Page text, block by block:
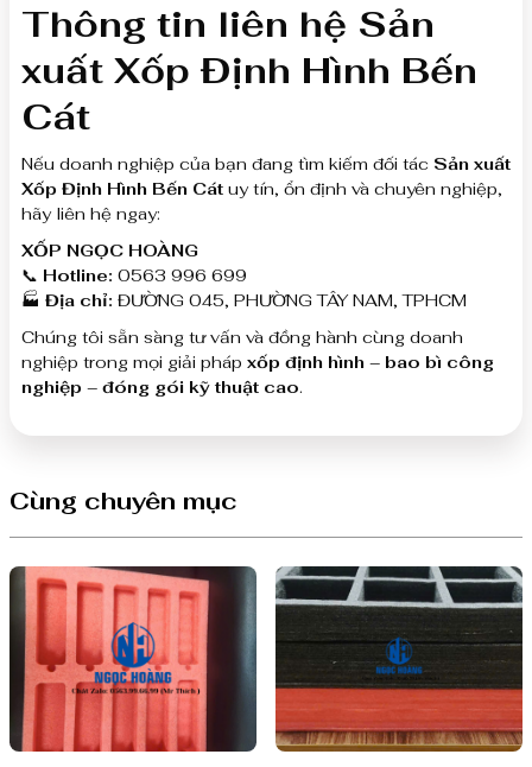
Thông tin liên hệ Sản
xuất Xốp Định Hình Bến
Cát
Nếu doanh nghiệp của bạn đang tìm kiếm đối tác Sản xuất
Xốp Định Hình Bến Cát uy tín, ổn định và chuyên nghiệp,
hãy liên hệ ngay:
XỐP NGỌC HOÀNG
📞 Hotline: 0563 996 699
🏭 Địa chỉ: ĐƯỜNG 045, PHƯỜNG TÂY NAM, TPHCM
Chúng tôi sẵn sàng tư vấn và đồng hành cùng doanh
nghiệp trong mọi giải pháp xốp định hình – bao bì công
nghiệp – đóng gói kỹ thuật cao.
Cùng chuyên mục